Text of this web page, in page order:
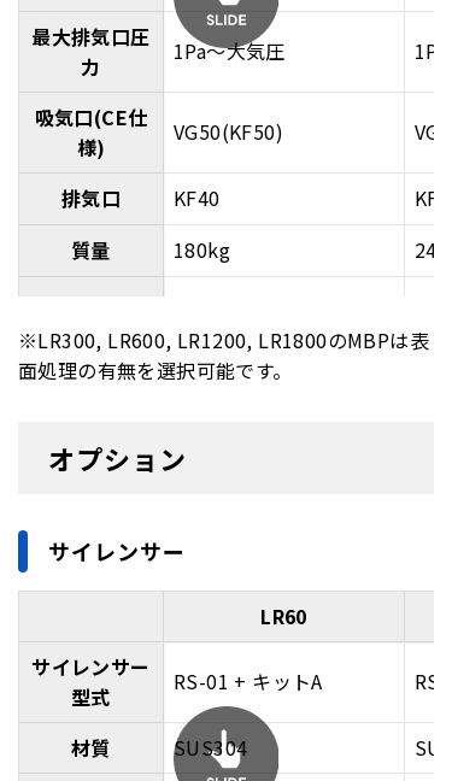
最大排気口圧
力
1Pa～大気圧 1Pa
吸気口(CE仕
様)
VG50(KF50)
排気口 KF40
KF40
質量
180kg
電力
(50/60), 220 (60)
(50/
冷却水一時圧
冷却水出入口
>0.1MPa
>5.0L/min
パージガス一
次圧力
0.1～0.5MPa 0.1
N2パージ
5SLM 5SLM
※LR300, LR600, LR1200, LR1800のMBPは表
面処理の有無を選択可能です。
オプション
サイレンサー
LR60
サイレンサー
型式
RS-01 + キットA
材質 SUS304